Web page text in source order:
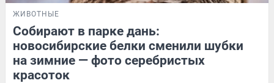
ЖИВОТНЫЕ
Собирают в парке дань:
новосибирские белки сменили шубки
на зимние — фото серебристых
красоток